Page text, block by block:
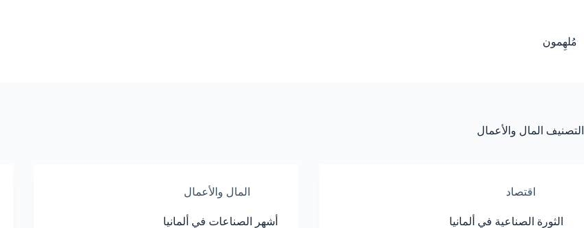
مُلهِمون
التصنيف المال والأعمال
اقتصاد
الثورة الصناعية في ألمانيا
المال والأعمال
أشهر الصناعات في ألمانيا